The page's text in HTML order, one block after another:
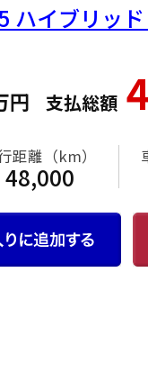
ハイブリッ
円 支払総額
距離（km）
48,000